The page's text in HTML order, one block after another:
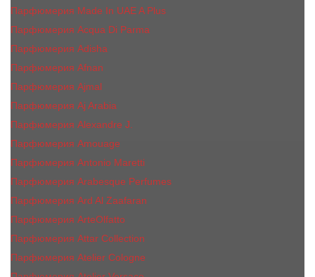
Парфюмерия Made In UAE A Plus
Парфюмерия Acqua Di Parma
Парфюмерия Adisha
Парфюмерия Afnan
Парфюмерия Ajmal
Парфюмерия Aj Arabia
Парфюмерия Alexandre J.
Парфюмерия Amouage
Парфюмерия Antonio Maretti
Парфюмерия Arabesque Perfumes
Парфюмерия Ard Al Zaafaran
Парфюмерия ArteOlfatto
Парфюмерия Attar Collection
Парфюмерия Atelier Cologne